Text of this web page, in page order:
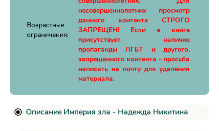
Возрастные
ограничения:
несовершеннолетних просмотр
данного контента СТРОГО
ЗАПРЕЩЕН! Если в книге
присутствует наличие
пропаганды ЛГБТ и другого,
запрещенного контента - просьба
написать на почту для удаления
материала.
Описание Империя зла - Надежда Никитина